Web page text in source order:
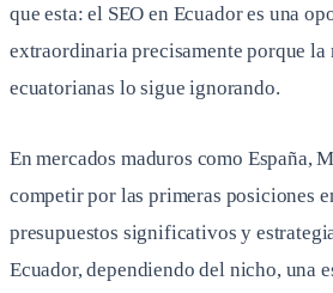
que esta: el SEO en Ecuador es una
extraordinaria precisamente porque la
ecuatorianas lo sigue ignorando.
En mercados maduros como España,
competir por las primeras posiciones
presupuestos significativos y
Ecuador, dependiendo del nicho, una